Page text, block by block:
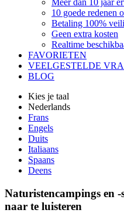
Meer dan 10 jaar
10 goede redenen
Betaling 100%
Geen extra kosten
Realtime
FAVORIETEN
VEELGESTELDE
BLOG
Kies je taal
Nederlands
Frans
Engels
Duits
Italiaans
Spaans
Deens
Naturistencampings en
naar te luisteren